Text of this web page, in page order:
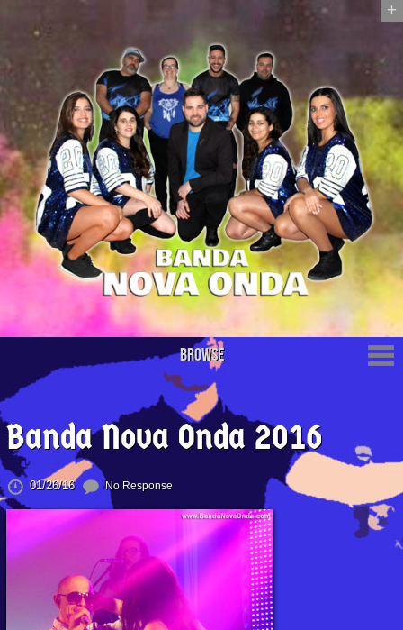
+
Browse
Banda Nova Onda 2016
01/26/16 No Response